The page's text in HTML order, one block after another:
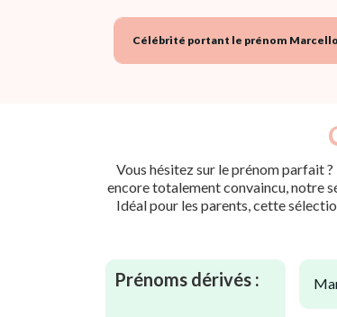
Célébrité portant le prénom Marcello
Vous hésitez sur le prénom parfait
encore totalement convaincu, notre
Idéal pour les parents, cette
Prénoms dérivés :